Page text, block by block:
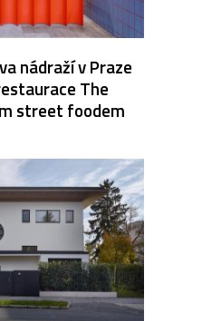
nádraží v Praze
The
street foodem